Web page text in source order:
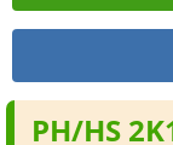
PH/HS